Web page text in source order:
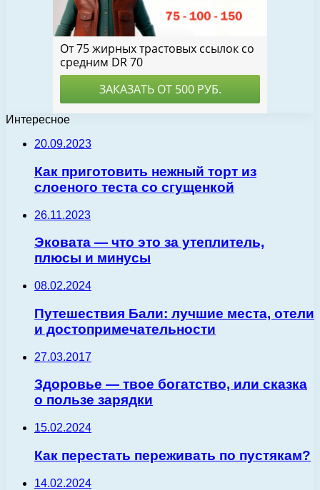
Интересное
20.09.2023
Как приготовить нежный торт из
слоеного теста со сгущенкой
26.11.2023
Эковата — что это за утеплитель,
плюсы и минусы
08.02.2024
Путешествия Бали: лучшие места, отели
и достопримечательности
27.03.2017
Здоровье — твое богатство, или сказка
о пользе зарядки
15.02.2024
Как перестать переживать по пустякам?
14.02.2024